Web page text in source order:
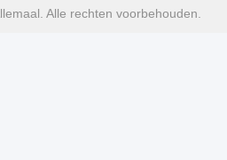
Alle rechten voorbehouden.